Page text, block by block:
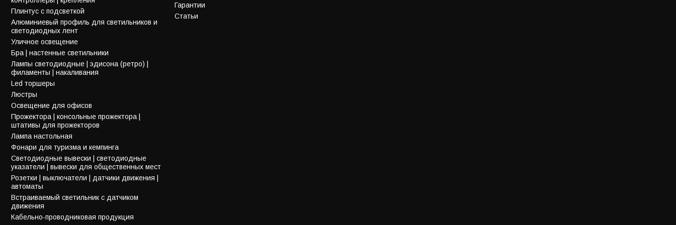
Плинтус с подсветкой
Алюминиевый профиль для светильников и
светодиодных лент
Уличное освещение
Бра | настенные светильники
Лампы светодиодные | эдисона (ретро) |
филаменты | накаливания
Led торшеры
Люстры
Освещение для офисов
Прожектора | консольные прожектора |
штативы для прожекторов
Лампа настольная
Фонари для туризма и кемпинга
Светодиодные вывески | светодиодные
указатели | вывески для общественных мест
Розетки | выключатели | датчики движения |
автоматы
Встраиваемый светильник с датчиком
движения
Кабельно-проводниковая продукция
Гарантии
Статьи